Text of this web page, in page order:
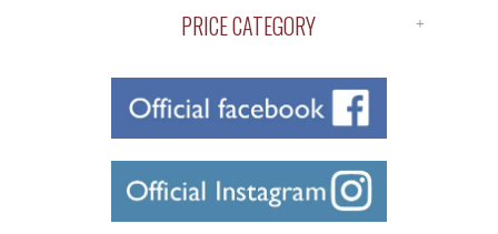
APOTHEKE
ChahChah
CLUCT
COOTIE
SHIRTS
S/S TEE
L/S TEE
CUTSAW
JACKET
PRICE CATEGORY
￥1,000～￥2,000
￥2,000～￥3,000
￥3,000～￥4,000
￥4,000～￥5,000